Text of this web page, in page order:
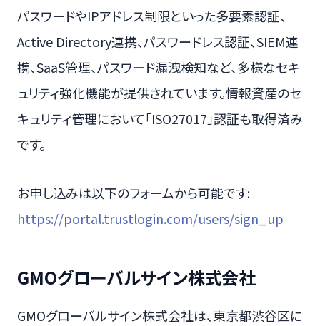
パスワードやIPアドレス制限といった多要素認証、
Active Directory連携、パスワードレス認証、SIEM連
携、SaaS管理、パスワード漏洩検知など、多様なセキ
ュリティ強化機能が提供されています。情報資産のセ
キュリティ管理において「ISO27017」認証も取得済み
です。
お申し込みは以下のフォームから可能です:
https://portal.trustlogin.com/users/sign_up
GMOグローバルサイン株式会社
GMOグローバルサイン株式会社は、東京都渋谷区に